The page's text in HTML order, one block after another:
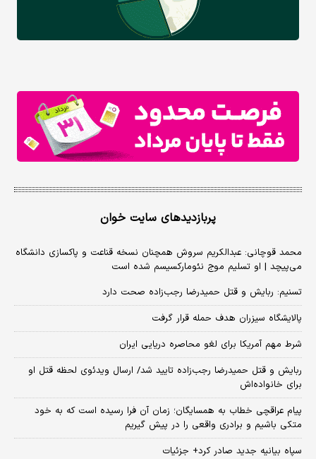
پربازدیدهای سایت خوان
محمد قوچانی: عبدالکریم سروش همچنان نسخه قناعت و پاکسازی دانشگاه
می‌پیچد | او تسلیم موج نئومارکسیسم شده است
تسنیم: ربایش و قتل حمیدرضا رجب‌زاده صحت دارد
پالایشگاه سیزران هدف حمله قرار گرفت
شرط مهم آمریکا برای لغو محاصره دریایی ایران
ربایش و قتل حمیدرضا رجب‌زاده تایید شد/ ارسال ویدئوی لحظه قتل او
برای خانواده‌اش
پیام عراقچی خطاب به همسایگان؛ زمان آن فرا رسیده است که به خود
متکی باشیم و برادری واقعی را در پیش گیریم
سپاه بیانیه جدید صادر کرد+ جزئیات